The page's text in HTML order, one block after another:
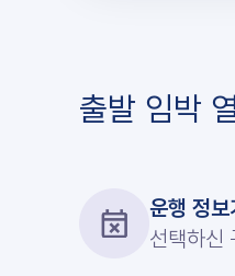
출발 임박
운행 정
선택하신